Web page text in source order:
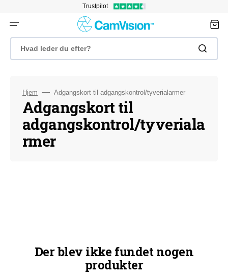
Trustpilot
Hvad leder du efter?
Hjem Adgangskort til adgangskontrol/tyverialarmer
Kollektion:
Adgangskort til
adgangskontrol/tyveriala
rmer
Der blev ikke fundet nogen
produkter